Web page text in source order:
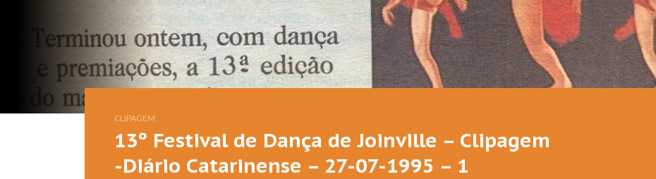
CLIPAGEM
13º Festival de Dança de Joinville – Clipagem
-Diário Catarinense – 27-07-1995 – 1